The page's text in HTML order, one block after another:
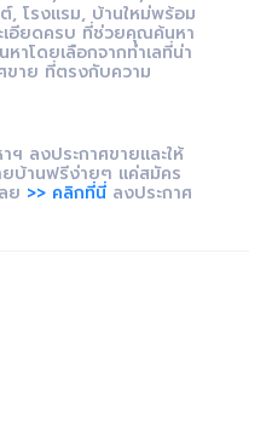
, โรงแรม, บ้านใหม่พร้อม
เอียดครบ ที่ช่วยคุณค้นหา
าโดยเลือกจากทำเลที่น่า
ขาย ที่ตรงกับความ
ลงประกาศขายและให้
ยบ้านฟรีง่ายๆ แค่สมัคร
ย >> คลิกที่นี่ ลงประกาศ